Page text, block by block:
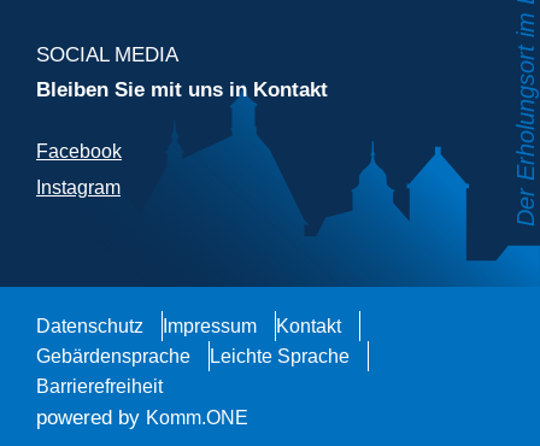
SOCIAL MEDIA
Bleiben Sie mit uns in Kontakt
Facebook
Instagram
Datenschutz Impressum
Kontakt
Gebärdensprache
Leichte Sprache
Barrierefreiheit
powered by Komm.ONE